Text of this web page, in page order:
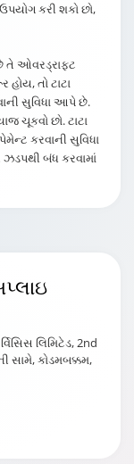
કરી શકો છો,
તે ઓવરડ્રાફ્ટ
તો ટાટા
સુવિધા આપે છે.
ચૂકવો છો. ટાટા
કરવાની સુવિધા
બંધ કરવામાં
લિમિટેડ, 2nd
સામે, કોડમબક્કમ,